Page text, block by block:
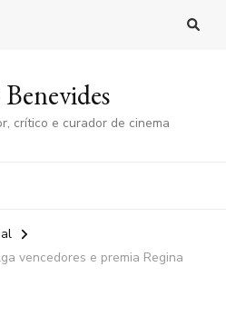
crítico e curador de cinema
vencedores e premia Regina